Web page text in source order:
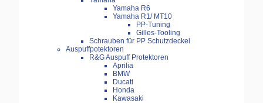
Yamaha R6
Yamaha R1/ MT10
PP-Tuning
Gilles-Tooling
Schrauben für PP Schutzdeckel
Auspuffpotektoren
R&G Auspuff Protektoren
Aprilia
BMW
Ducati
Honda
Kawasaki